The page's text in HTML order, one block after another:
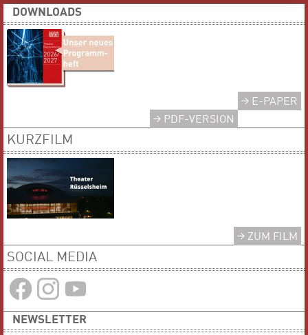
DOWNLOADS
E-PAPER
PDF-VERSION
KURZFILM
ZUM FILM
SOCIAL MEDIA
NEWSLETTER